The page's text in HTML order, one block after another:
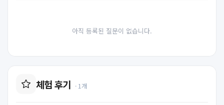
아직 등록된 질문이 없습니다.
체험 후기 · 1개